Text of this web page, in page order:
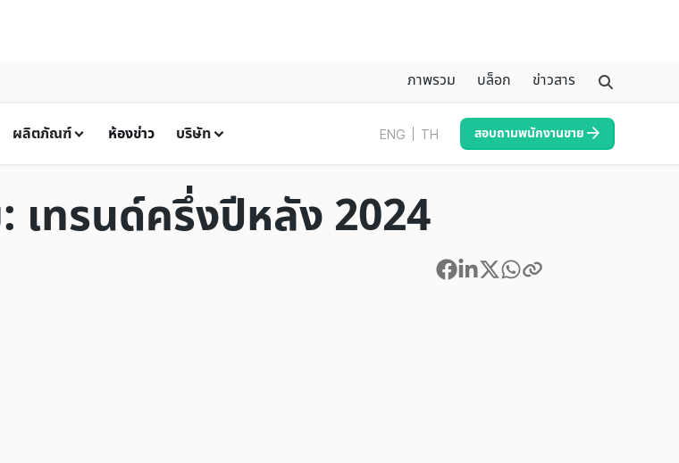
ผลิตภัณฑ์ ห้องข่าว บริษัท ENG TH สอบถามพนักงานขาย
ภาพรวม บล็อก ข่าวสาร
เทรนด์ครึ่งปีหลัง 2024